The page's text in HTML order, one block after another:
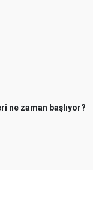
ne zaman başlıyor?